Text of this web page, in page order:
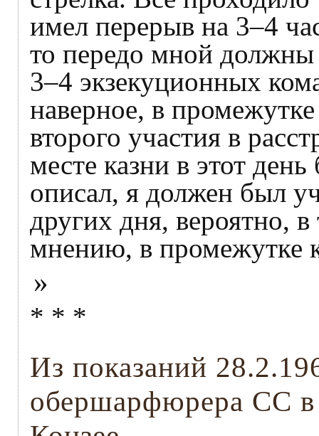
имел перерыв на 3–4
то передо мной
3–4 экзекуционных
наверное, в
второго участия в
месте казни в этот
описал, я должен был
других дня, вероятно,
мнению, в промежутке
»
* * *
Из показаний
обершарфюрера СС в